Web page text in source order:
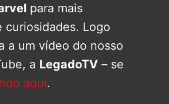
para mais
curiosidades. Logo
a um vídeo do nosso
a LegadoTV – se
aqui.